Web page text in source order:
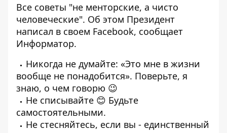
Все советы "не менторские, а чисто
человеческие". Об этом Президент
написал в своем Facebook, сообщает
Информатор.
Никогда не думайте: «Это мне в жизни
вообще не понадобится». Поверьте, я
знаю, о чем говорю 😉
Не списывайте 😊 Будьте
самостоятельными.
Не стесняйтесь, если вы - единственный